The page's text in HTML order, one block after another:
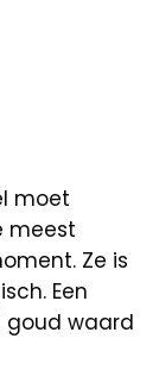
moet
meest
Ze is
Een
goud waard